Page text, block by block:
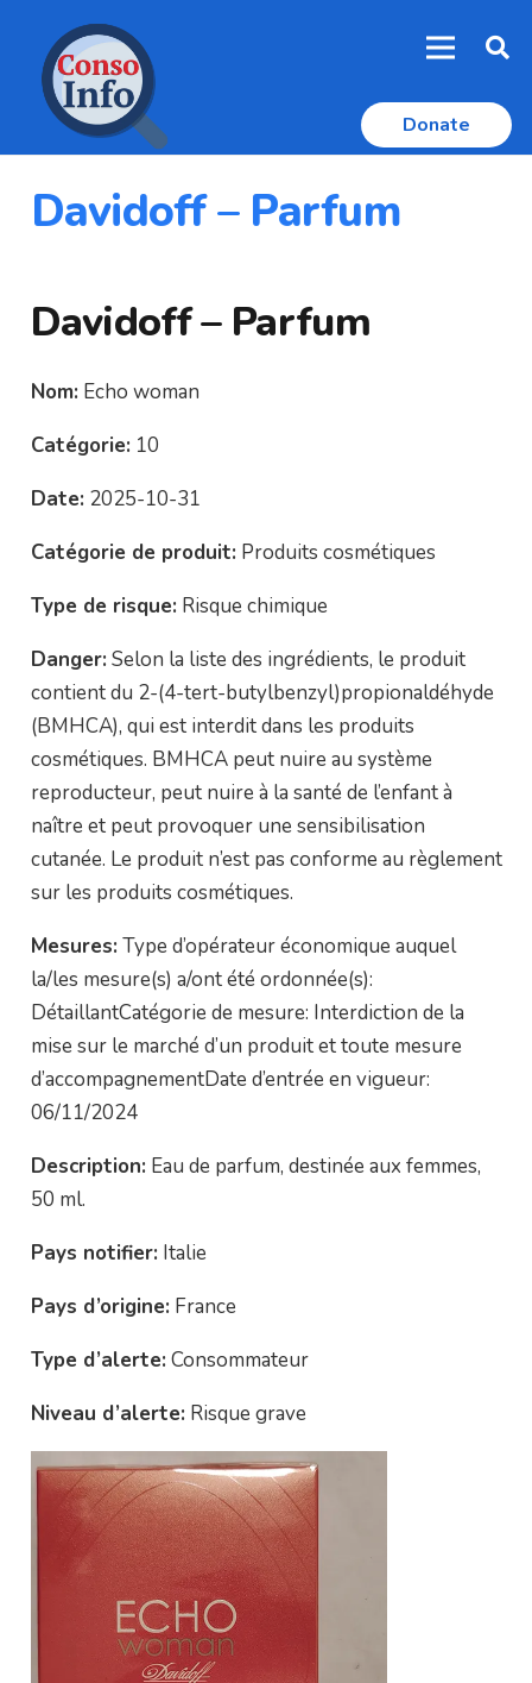
Donate
Davidoff – Parfum
Davidoff – Parfum
Nom: Echo woman
Catégorie: 10
Date: 2025-10-31
Catégorie de produit: Produits cosmétiques
Type de risque: Risque chimique
Danger: Selon la liste des ingrédients, le produit
contient du 2-(4-tert-butylbenzyl)propionaldéhyde
(BMHCA), qui est interdit dans les produits
cosmétiques. BMHCA peut nuire au système
reproducteur, peut nuire à la santé de l’enfant à
naître et peut provoquer une sensibilisation
cutanée. Le produit n’est pas conforme au règlement
sur les produits cosmétiques.
Mesures: Type d’opérateur économique auquel
la/les mesure(s) a/ont été ordonnée(s):
DétaillantCatégorie de mesure: Interdiction de la
mise sur le marché d’un produit et toute mesure
d’accompagnementDate d’entrée en vigueur:
06/11/2024
Description: Eau de parfum, destinée aux femmes,
50 ml.
Pays notifier: Italie
Pays d’origine: France
Type d’alerte: Consommateur
Niveau d’alerte: Risque grave